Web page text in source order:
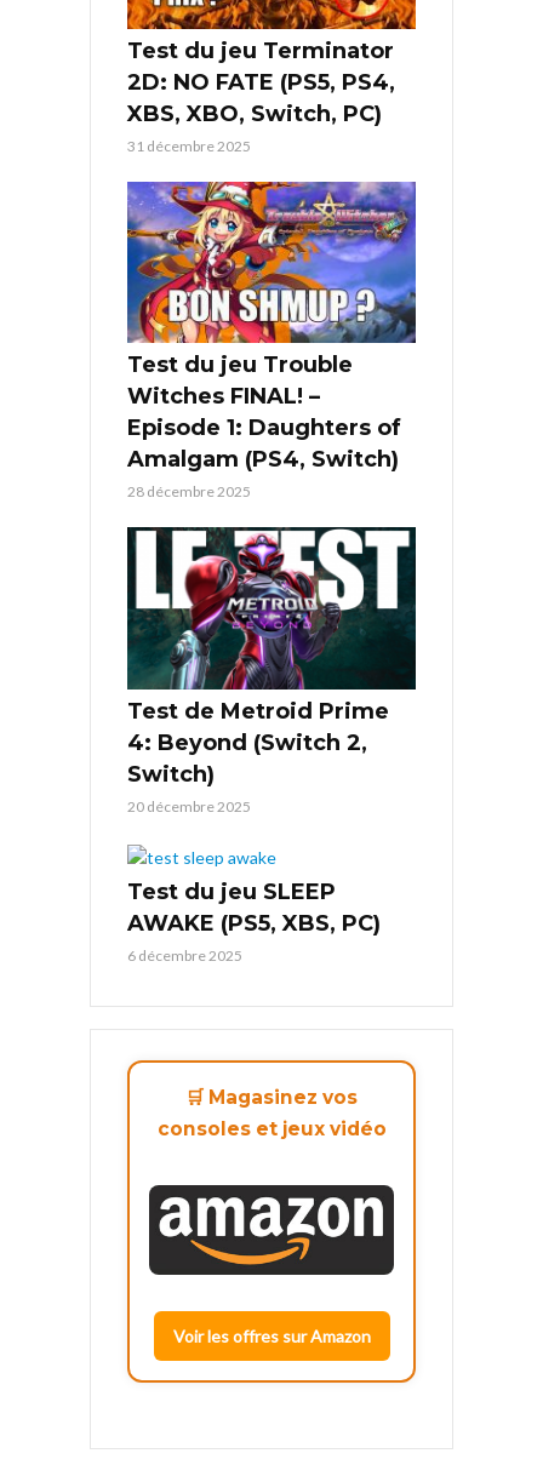
Test du jeu Terminator
2D: NO FATE (PS5, PS4,
XBS, XBO, Switch, PC)
31 décembre 2025
Test du jeu Trouble
Witches FINAL! –
Episode 1: Daughters of
Amalgam (PS4, Switch)
28 décembre 2025
Test de Metroid Prime
4: Beyond (Switch 2,
Switch)
20 décembre 2025
Test du jeu SLEEP
AWAKE (PS5, XBS, PC)
6 décembre 2025
🛒 Magasinez vos
consoles et jeux vidéo
Voir les offres sur Amazon